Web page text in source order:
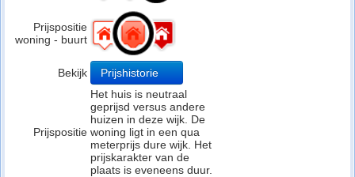
Prijspositie
woning - buurt
Bekijk Prijshistorie
Prijspositie
Het huis is neutraal
geprijsd versus andere
huizen in deze wijk. De
woning ligt in een qua
meterprijs dure wijk. Het
prijskarakter van de
plaats is eveneens duur.